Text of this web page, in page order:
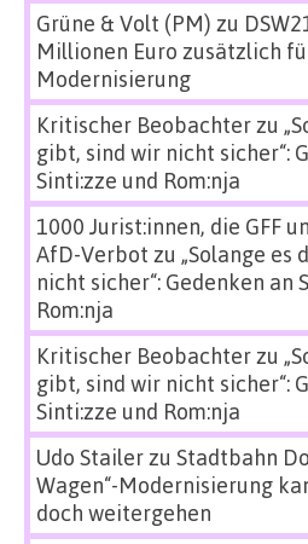
Grüne & Volt (PM) zu
Millionen Euro zusätzlich
Modernisierung
Kritischer Beobachterzu
gibt, sind wir nicht sicher“:
Sinti:zze und Rom:nja
1000 Jurist:innen, die GFF
AfD-Verbot zu „Solange es
nicht sicher“: Gedenken an
Rom:nja
Kritischer Beobachterzu
gibt, sind wir nicht sicher“:
Sinti:zze und Rom:nja
Udo Stailerzu Stadtbahn
Wagen“-Modernisierung
doch weitergehen